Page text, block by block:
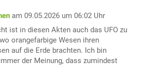
am 09.05.2026 um 06:02 Uhr
ist in diesen Akten auch das UFO zu
orangefarbige Wesen ihren
auf die Erde brachten. Ich bin
der Meinung, dass zumindest